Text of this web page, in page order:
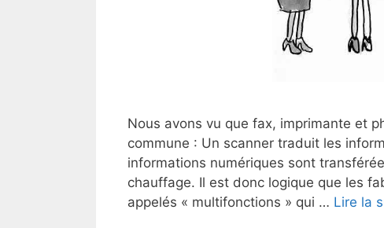
Nous avons vu que fax, imprimante et
commune : Un scanner traduit les
informations numériques sont
chauffage. Il est donc logique que les
appelés « multifonctions » qui … Lire la